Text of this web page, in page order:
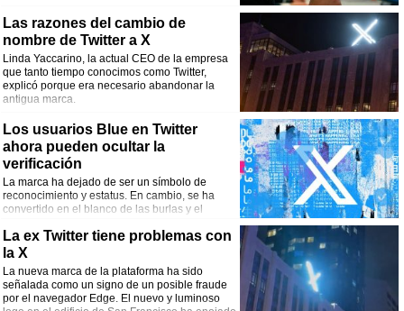
Las razones del cambio de
nombre de Twitter a X
Linda Yaccarino, la actual CEO de la empresa
que tanto tiempo conocimos como Twitter,
explicó porque era necesario abandonar la
antigua marca.
Los usuarios Blue en Twitter
ahora pueden ocultar la
verificación
La marca ha dejado de ser un símbolo de
reconocimiento y estatus. En cambio, se ha
convertido en el blanco de las burlas y el
La ex Twitter tiene problemas con
la X
La nueva marca de la plataforma ha sido
señalada como un signo de un posible fraude
por el navegador Edge. El nuevo y luminoso